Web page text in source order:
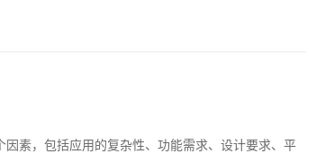
素，包括应用的复杂性、功能需求、设计要求、平